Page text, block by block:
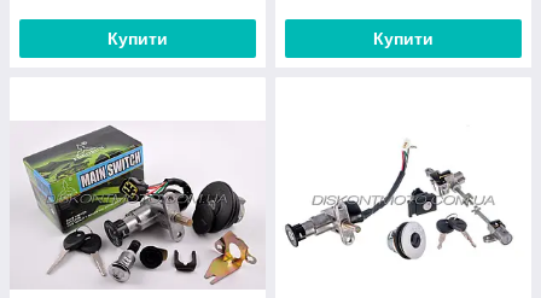
Купити Купити